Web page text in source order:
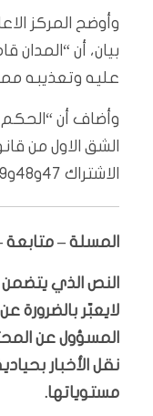
وأوضح المركز
بيان، أن “المدان
عليه وتعذيبه
الشق الاول من
الاشتراك 47و48و49 منه”.
المسلة – متابعة
النص الذي يتضمن
لايعبّر بالضرورة
المسؤول عن
نقل الأخبار
مستوياتها.